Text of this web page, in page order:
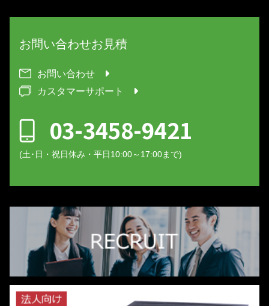
お問い合わせお見積
お問い合わせ
カスタマーサポート
03-3458-9421
(土･日・祝日休み・平日10:00～17:00まで)